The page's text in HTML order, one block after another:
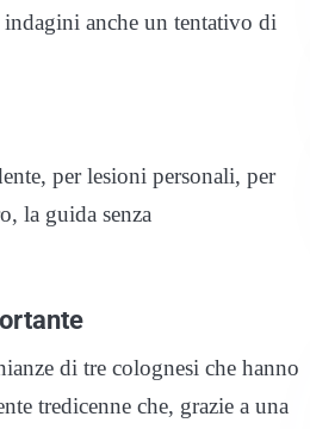
anche un tentativo di
per lesioni personali, per
la guida senza
di tre colognesi che hanno
tredicenne che, grazie a una